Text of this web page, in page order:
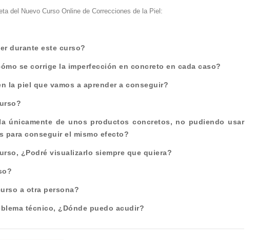
del Nuevo Curso Online de Correcciones de la Piel:
durante este curso?
se corrige la imperfección en concreto en cada caso?
la piel que vamos a aprender a conseguir?
únicamente de unos productos concretos, no pudiendo usar
para conseguir el mismo efecto?
¿Podré visualizarlo siempre que quiera?
a otra persona?
técnico, ¿Dónde puedo acudir?